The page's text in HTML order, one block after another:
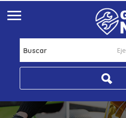
Buscar